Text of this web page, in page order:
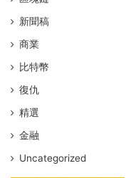
新聞稿
商業
比特幣
復仇
精選
金融
Uncategorized